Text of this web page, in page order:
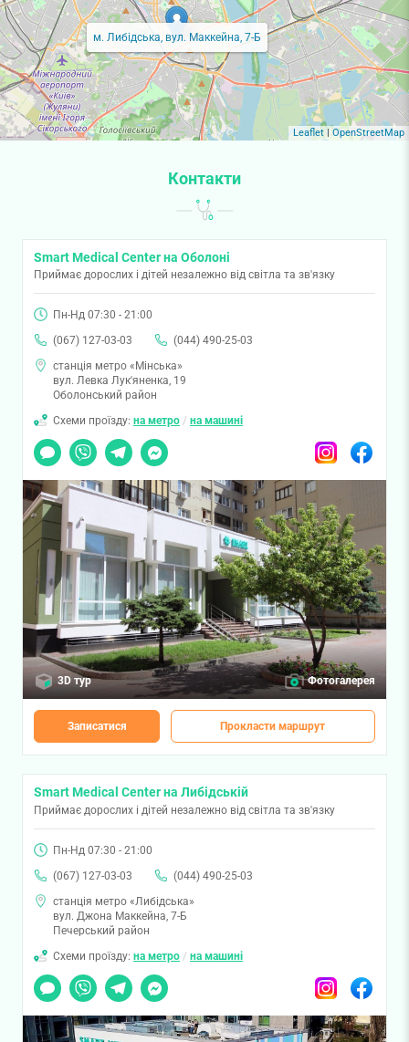
м. Либідська, вул. Маккейна, 7-Б
Leaflet| OpenStreetMap
Контакти
Smart Medical Center на Оболоні
Приймає дорослих і дітей незалежно від світла та зв'язку
Пн-Нд 07:30 - 21:00
(067) 127-03-03
(044) 490-25-03
станція метро «Мінська»
вул. Левка Лук'яненка, 19
Оболонський район
Схеми проїзду: на метро / на машині
Чат
Viber TelegramMessenger InstagramFacebook
3D тур Фотогалерея
Записатися Прокласти маршрут
Smart Medical Center на Либідській
Приймає дорослих і дітей незалежно від світла та зв'язку
Пн-Нд 07:30 - 21:00
(067) 127-03-03
(044) 490-25-03
станція метро «Либідська»
вул. Джона Маккейна, 7-Б
Печерський район
Схеми проїзду: на метро / на машині
Чат
Viber TelegramMessenger InstagramFacebook